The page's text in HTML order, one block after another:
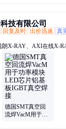
技有限公司
回复及时 出价迅速
真
朗X-RAY、AXI在线X-
源模块、3D AOI、
仪、ERSA回流焊、
CheetahEVO、工业CT
德国SMT真空回
流焊VacM用于功